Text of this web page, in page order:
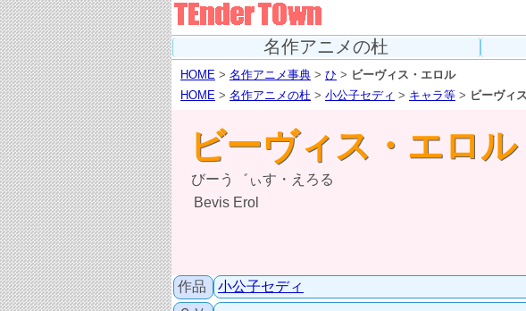
名作アニメの杜
HOME > 名作アニメ事典 > ひ > ビーヴィス・エロル
HOME > 名作アニメの杜 > 小公子セディ > キャラ等 > ビーヴィ
ビーヴィス・エロル
びーう゛ぃす・えろる
Bevis Erol
作品
小公子セディ